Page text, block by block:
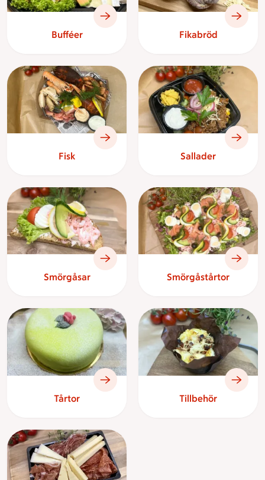
Bufféer Fikabröd
Fisk Sallader
Smörgåsar Smörgåstårtor
Tårtor Tillbehör